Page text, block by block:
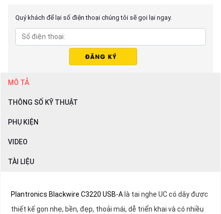
Quý khách để lại số điện thoại chúng tôi sẽ gọi lại ngay.
MÔ TẢ
THÔNG SỐ KỸ THUẬT
PHỤ KIỆN
VIDEO
TÀI LIỆU
Plantronics Blackwire C3220 USB-A là tai nghe UC có dây được
thiết kế gọn nhẹ, bền, đẹp, thoải mái, dễ triển khai và có nhiều